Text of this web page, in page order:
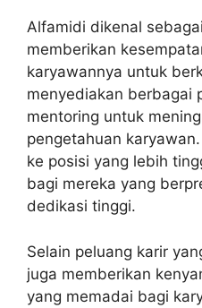
Alfamidi dikenal
memberikan
karyawannya untuk
menyediakan berbagai
mentoring untuk
pengetahuan
ke posisi yang lebih
bagi mereka yang
dedikasi tinggi.
Selain peluang karir
juga memberikan
yang memadai bagi